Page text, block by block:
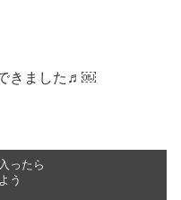
できました♬￼
ったら
う